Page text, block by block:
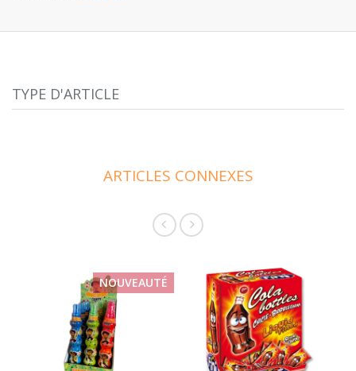
TYPE D'ARTICLE
ARTICLES CONNEXES
NOUVEAUTÉ